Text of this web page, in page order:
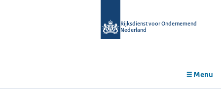
Rijksdienst voor Ondernemend
Nederland
Menu